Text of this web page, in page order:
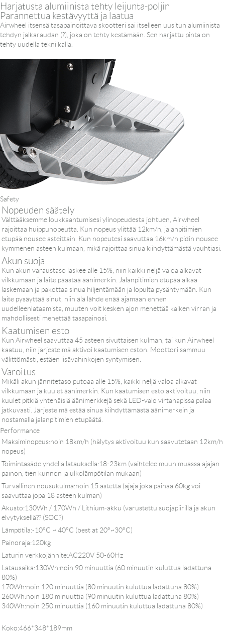
Harjatusta alumiinista tehty leijunta-poljin
Parannettua kestävyyttä ja laatua
Airwheel itsensä tasapainoittava skootteri sai itselleen uusitun alumiinista
tehdyn jalkaraudan (?), joka on tehty kestämään. Sen harjattu pinta on
tehty uudella tekniikalla.
Safety
Nopeuden säätely
Välttääksemme loukkaantumisesi ylinopeudesta johtuen, Airwheel
rajoittaa huippunopeutta. Kun nopeus ylittää 12km/h, jalanpitimien
etupää nousee asteittain. Kun nopeutesi saavuttaa 16km/h pidin nousee
kymmenen asteen kulmaan, mikä rajoittaa sinua kiihdyttämästä vauhtiasi.
Akun suoja
Kun akun varaustaso laskee alle 15%, niin kaikki neljä valoa alkavat
vilkkumaan ja laite päästää äänimerkin. Jalanpitimien etupää alkaa
laskemaan ja pakottaa sinua hiljentämään ja lopulta pysähtymään. Kun
laite pysäyttää sinut, niin älä lähde enää ajamaan ennen
uudelleenlataamista, muuten voit kesken ajon menettää kaiken virran ja
mahdollisesti menettää tasapainosi.
Kaatumisen esto
Kun Airwheel saavuttaa 45 asteen sivuttaisen kulman, tai kun Airwheel
kaatuu, niin järjestelmä aktivoi kaatumisen eston. Moottori sammuu
välittömästi, estäen lisävahinkojen syntymisen.
Varoitus
Mikäli akun jännitetaso putoaa alle 15%, kaikki neljä valoa alkavat
vilkkumaan ja kuulet äänimerkin. Kun kaatumisen esto aktivoituu, niin
kuulet pitkiä yhtenäisiä äänimerkkejä sekä LED-valo virtanapissa palaa
jatkuvasti. Järjestelmä estää sinua kiihdyttämästä äänimerkein ja
nostamalla jalanpitimien etupäätä.
Performance
Maksiminopeus:noin 18km/h (hälytys aktivoituu kun saavutetaan 12km/h
nopeus)
Toimintasäde yhdellä latauksella:18-23km (vaihtelee muun muassa ajajan
painon, tien kunnon ja ulkolämpötilan mukaan)
Turvallinen nousukulma:noin 15 astetta (ajaja joka painaa 60kg voi
saavuttaa jopa 18 asteen kulman)
Akusto:130Wh / 170Wh / Lithium-akku (varustettu suojapiirillä ja akun
elvytyksellä?? (SOC?)
Lämpötila:-10°C ~ 40°C (best at 20°~30°C)
Painoraja:120kg
Laturin verkkojännite:AC220V 50-60Hz
Latausaika:130Wh:noin 90 minuuttia (60 minuutin kuluttua ladattuna
80%)
170Wh:noin 120 minuuttia (80 minuutin kuluttua ladattuna 80%)
260Wh:noin 180 minuuttia (90 minuutin kuluttua ladattuna 80%)
340Wh:noin 250 minuuttia (160 minuutin kuluttua ladattuna 80%)
Koko:466*348*189mm